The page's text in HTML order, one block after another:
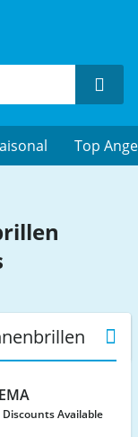
Top
Discounts Available